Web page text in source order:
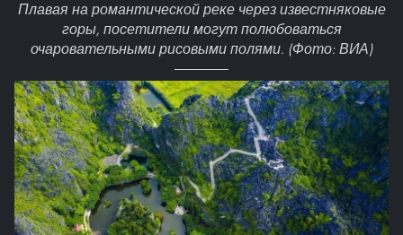
Плавая на романтической реке через известняковые
горы, посетители могут полюбоваться
очаровательными рисовыми полями. (Фото: ВИА)